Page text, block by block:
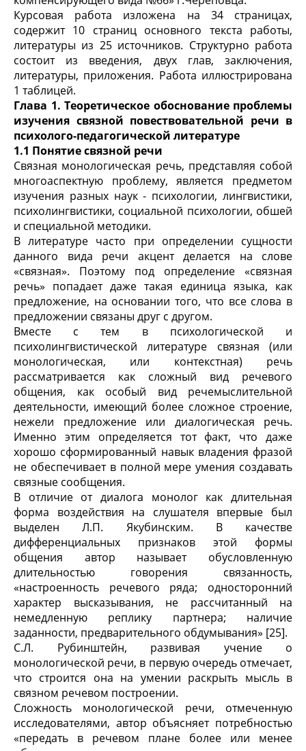
Курсовая работа изложена на 34 страницах,
содержит 10 страниц основного текста работы,
литературы из 25 источников. Структурно работа
состоит из введения, двух глав, заключения,
литературы, приложения. Работа иллюстрирована
1 таблицей.
Глава 1. Теоретическое обоснование проблемы
изучения связной повествовательной речи в
психолого-педагогической литературе
1.1 Понятие связной речи
Связная монологическая речь, представляя собой
многоаспектную проблему, является предметом
изучения разных наук - психологии, лингвистики,
психолингвистики, социальной психологии, обшей
и специальной методики.
В литературе часто при определении сущности
данного вида речи акцент делается на слове
«связная». Поэтому под определение «связная
речь» попадает даже такая единица языка, как
предложение, на основании того, что все слова в
предложении связаны друг с другом.
Вместе с тем в психологической и
психолингвистической литературе связная (или
монологическая, или контекстная) речь
рассматривается как сложный вид речевого
общения, как особый вид речемыслительной
деятельности, имеющий более сложное строение,
нежели предложение или диалогическая речь.
Именно этим определяется тот факт, что даже
хорошо сформированный навык владения фразой
не обеспечивает в полной мере умения создавать
связные сообщения.
В отличие от диалога монолог как длительная
форма воздействия на слушателя впервые был
выделен Л.П. Якубинским. В качестве
дифференциальных признаков этой формы
общения автор называет обусловленную
длительностью говорения связанность,
«настроенность речевого ряда; односторонний
характер высказывания, не рассчитанный на
немедленную реплику партнера; наличие
заданности, предварительного обдумывания» [25].
С.Л. Рубинштейн, развивая учение о
монологической речи, в первую очередь отмечает,
что строится она на умении раскрыть мысль в
связном речевом построении.
Сложность монологической речи, отмеченную
исследователями, автор объясняет потребностью
«передать в речевом плане более или менее